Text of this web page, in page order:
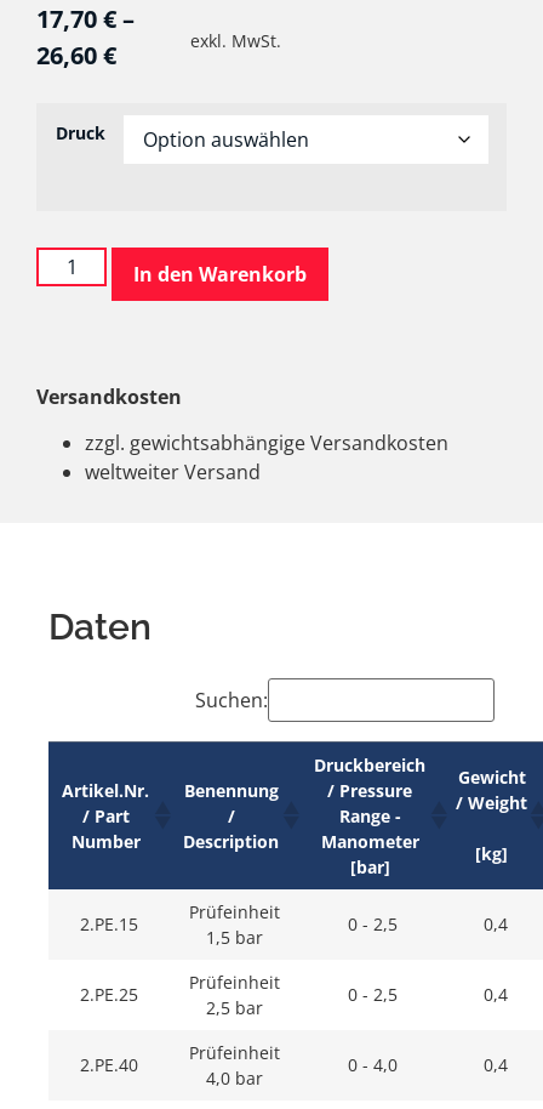
17,70€–
26,60€ exkl. MwSt.
Druck
In den Warenkorb
Versandkosten
zzgl. gewichtsabhängige Versandkosten
weltweiter Versand
Daten
Suchen:
Artikel.Nr.
/ Part
Number
Benennung
/
Description
Druckbereich
/ Pressure
Range -
Manometer
[bar]
Gewicht
/ Weight
[kg]
2.PE.15
Prüfeinheit
1,5 bar
0 - 2,5 0,4
2.PE.25
Prüfeinheit
2,5 bar
0 - 2,5 0,4
2.PE.40
Prüfeinheit
4,0 bar
0 - 4,0 0,4